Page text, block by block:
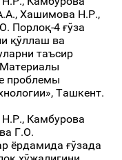
Хашимова Н.Р.,
Порлоқ-4 ғўза
қўллаш ва
таъсир
проблемы
Ташкент.
Камбурова
Г.О.
ёрдамида ғўзада